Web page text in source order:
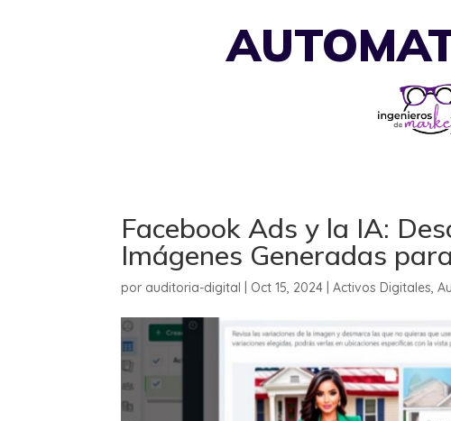
Facebook Ads y la IA:
Imágenes Generadas
por auditoria-digital Oct 15, 2024 |Activos Digitales,